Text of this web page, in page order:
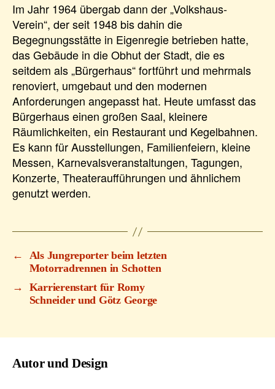
Im Jahr 1964 übergab dann der „Volkshaus-
Verein“, der seit 1948 bis dahin die
Begegnungsstätte in Eigenregie betrieben hatte,
das Gebäude in die Obhut der Stadt, die es
seitdem als „Bürgerhaus“ fortführt und mehrmals
renoviert, umgebaut und den modernen
Anforderungen angepasst hat. Heute umfasst das
Bürgerhaus einen großen Saal, kleinere
Räumlichkeiten, ein Restaurant und Kegelbahnen.
Es kann für Ausstellungen, Familienfeiern, kleine
Messen, Karnevalsveranstaltungen, Tagungen,
Konzerte, Theateraufführungen und ähnlichem
genutzt werden.
←
Als Jungreporter beim letzten
Motorradrennen in Schotten
→
Karrierenstart für Romy
Schneider und Götz George
Autor und Design